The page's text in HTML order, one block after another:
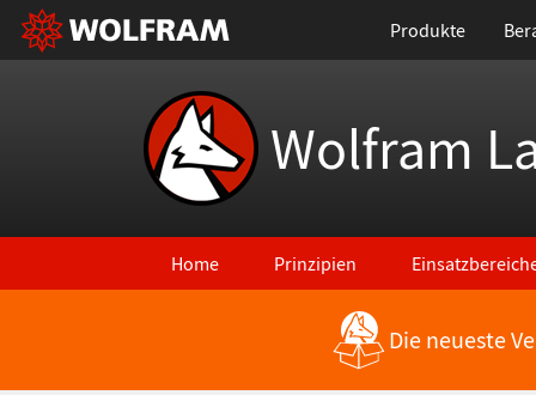
Produkte
Wolfram
Home Prinzipien
Zurück zu den neuesten FeaturesDie neueste